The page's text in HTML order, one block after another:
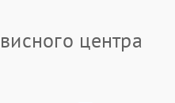
центра